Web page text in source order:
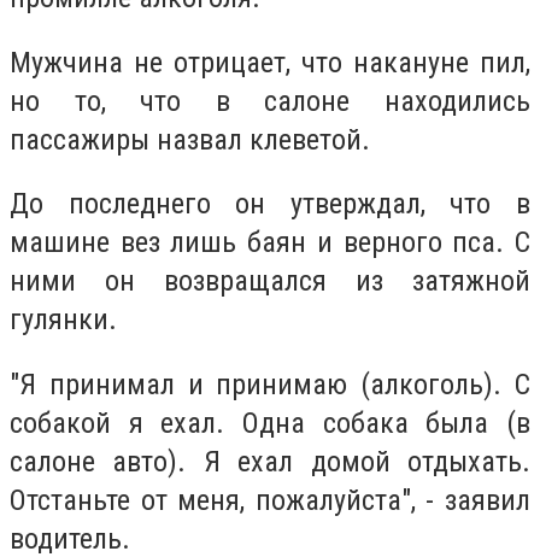
Мужчина не отрицает, что накануне пил,
но то, что в салоне находились
пассажиры назвал клеветой.
До последнего он утверждал, что в
машине вез лишь баян и верного пса. С
ними он возвращался из затяжной
гулянки.
"Я принимал и принимаю (алкоголь). С
собакой я ехал. Одна собака была (в
салоне авто). Я ехал домой отдыхать.
Отстаньте от меня, пожалуйста", - заявил
водитель.